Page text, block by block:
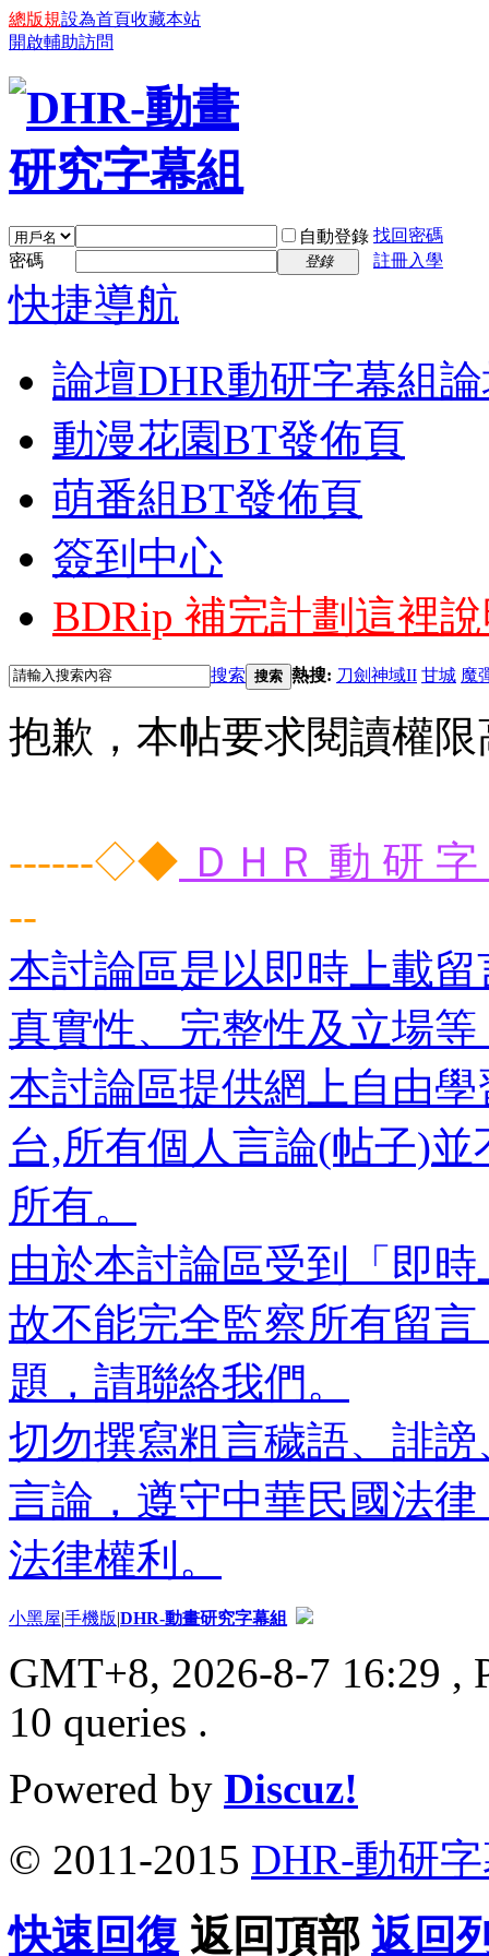
總版規設為首頁收藏本站
開啟輔助訪問
自動登錄 找回密碼
密碼
登錄 註冊入學
快捷導航
論壇DHR動研字幕組
動漫花園BT發佈頁
萌番組BT發佈頁
簽到中心
BDRip 補完計劃 這裡
搜索 搜索 熱搜: 刀劍神域II 甘城 魔
抱歉，本帖要求閱讀權
------◇◆ ＤＨＲ 動 研
--
本討論區是以即時上載
真實性、完整性及立場
本討論區提供網上自由
台,所有個人言論(帖子)
所有。
由於本討論區受到「即
故不能完全監察所有留
題，請聯絡我們。
切勿撰寫粗言穢語、誹
言論，遵守中華民國法
法律權利。
小黑屋|手機版|DHR-動畫研究字幕組
GMT+8, 2026-8-7 16:29 ,
10 queries .
Powered by Discuz!
© 2011-2015 DHR-動研
快速回復 返回頂部 返回